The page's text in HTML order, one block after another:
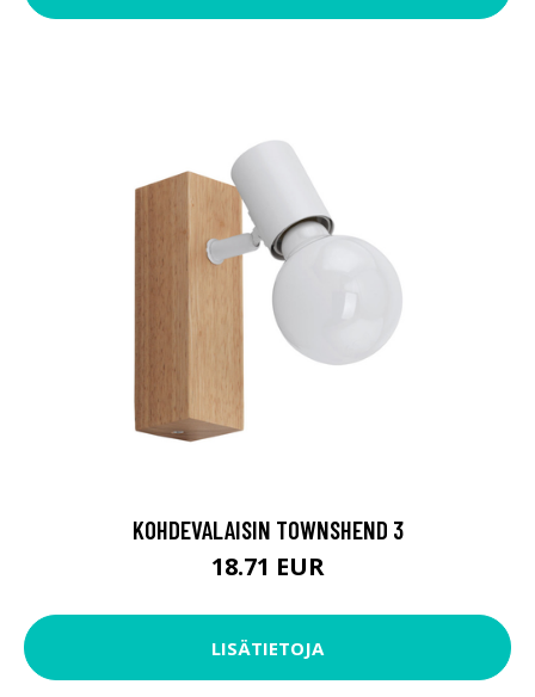
KOHDEVALAISIN TOWNSHEND 3
18.71 EUR
LISÄTIETOJA